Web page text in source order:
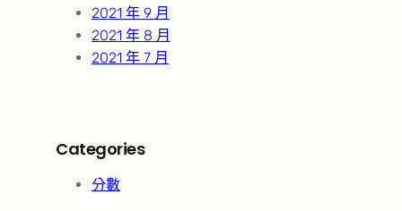
2021 年 9 月
2021 年 8 月
2021 年 7 月
Categories
分數